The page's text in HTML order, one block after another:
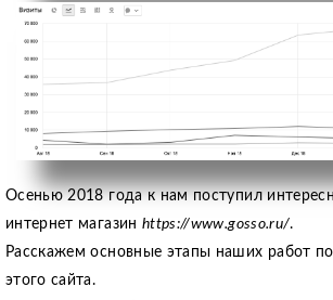
Осенью 2018 года к нам поступил
интернет магазин https://www.gosso.ru/.
Расскажем основные этапы наших работ
этого сайта.